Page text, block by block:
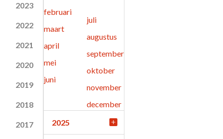
2023
2022
2021
2020
2019
2018
2017
februari
maart
april
mei
juni
juli
augustus
september
oktober
november
december
2025